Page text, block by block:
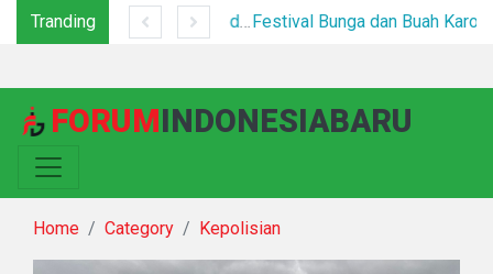
Tranding Tim Gabungan Tertibkan PETI di Pegagan Hilir, 47 Camp Hingga Mesin Dimusnahkan Festival Bunga dan Buah Karo 2026 Resmi Dibuka, Ribuan Pengunjung Padati Berastagi di Bawah Pengamanan Ketat
FORUMINDONESIABARU
Home Category Kepolisian